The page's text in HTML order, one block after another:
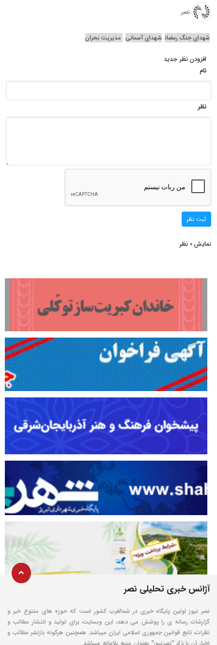
نصر
شهدای جنگ رمضان شهدای آسمانی مدیریت بحران
افزودن نظر جدید
نام
نظر
ثبت نظر
نمایش 0 نظر
آژانس خبری تحلیلی نصر
نصر نیوز اولین پایگاه خبری در شمالغرب کشور است که حوزه های متنوع خبر و
گزارشات رسانه ی را پوشش می دهد، این وبسایت برای تولید و انتشار مطالب و
نظرات، تابع قوانین جمهوری اسلامی ایران میباشد. همچنین هرگونه بازنشر مطالب و